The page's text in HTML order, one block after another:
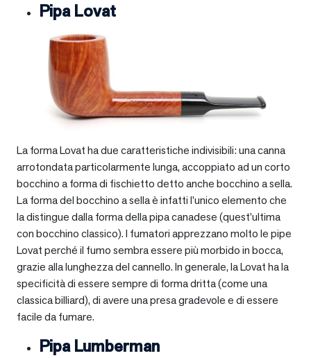
Pipa Lovat
La forma Lovat ha due caratteristiche indivisibili: una canna
arrotondata particolarmente lunga, accoppiato ad un corto
bocchino a forma di fischietto detto anche bocchino a sella.
La forma del bocchino a sella è infatti l’unico elemento che
la distingue dalla forma della pipa canadese (quest’ultima
con bocchino classico). I fumatori apprezzano molto le pipe
Lovat perché il fumo sembra essere più morbido in bocca,
grazie alla lunghezza del cannello. In generale, la Lovat ha la
specificità di essere sempre di forma dritta (come una
classica billiard), di avere una presa gradevole e di essere
facile da fumare.
Pipa Lumberman